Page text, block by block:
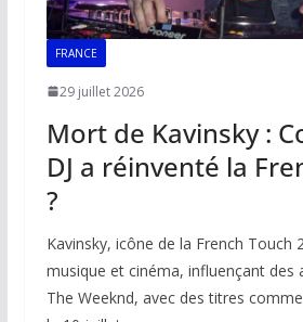
FRANCE
29 juillet 2026
Mort de Kavinsky :
DJ a réinventé la
?
Kavinsky, icône de la French Touch
musique et cinéma, influençant des
The Weeknd, avec des titres